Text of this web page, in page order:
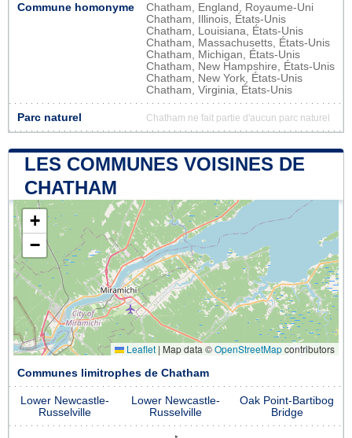
Commune homonyme
Chatham, England, Royaume-Uni
Chatham, Illinois, États-Unis
Chatham, Louisiana, États-Unis
Chatham, Massachusetts, États-Unis
Chatham, Michigan, États-Unis
Chatham, New Hampshire, États-Unis
Chatham, New York, États-Unis
Chatham, Virginia, États-Unis
Parc naturel Chatham ne fait partie d'aucun parc naturel
LES COMMUNES VOISINES DE
CHATHAM
+
−
Leaflet | Map data ©OpenStreetMapcontributors
Communes limitrophes de Chatham
Lower Newcastle-
Russelville
Lower Newcastle-
Russelville
Oak Point-Bartibog
Bridge